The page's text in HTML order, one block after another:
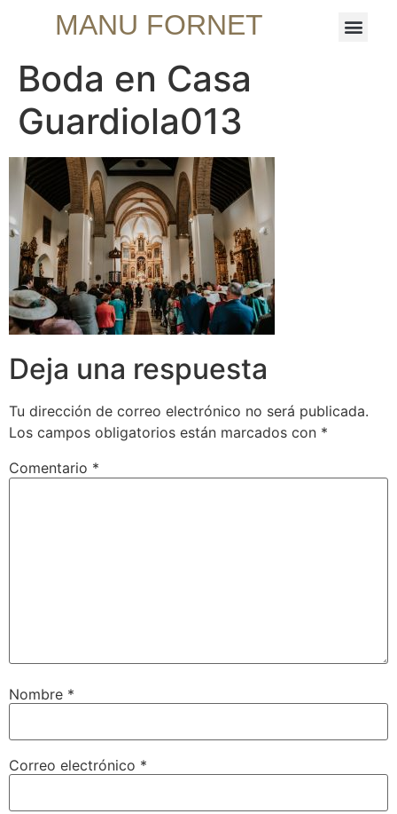
MANU FORNET
Boda en Casa
Guardiola013
Deja una respuesta
Tu dirección de correo electrónico no será publicada.
Los campos obligatorios están marcados con *
Comentario *
Nombre *
Correo electrónico *